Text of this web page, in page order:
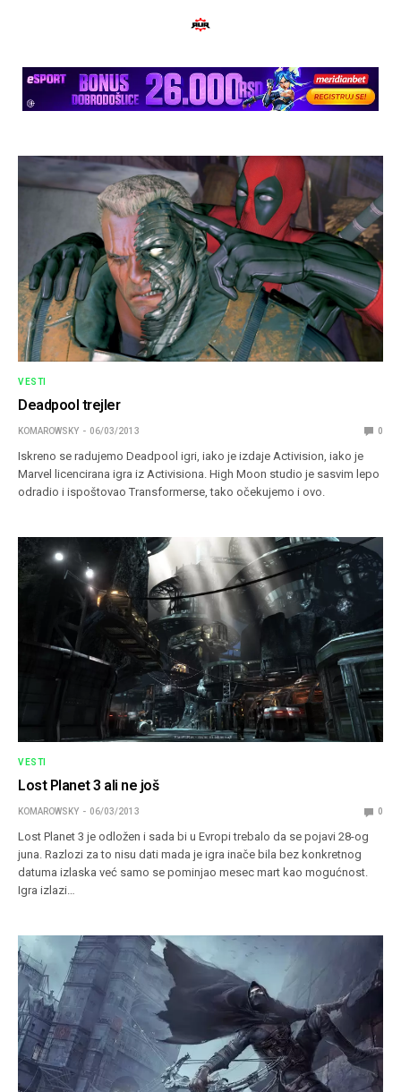
VESTI
Deadpool trejler
KOMAROWSKY 06/03/2013 0
Iskreno se radujemo Deadpool igri, iako je izdaje Activision, iako je
Marvel licencirana igra iz Activisiona. High Moon studio je sasvim lepo
odradio i ispoštovao Transformerse, tako očekujemo i ovo.
VESTI
Lost Planet 3 ali ne još
KOMAROWSKY 06/03/2013 0
Lost Planet 3 je odložen i sada bi u Evropi trebalo da se pojavi 28-og
juna. Razlozi za to nisu dati mada je igra inače bila bez konkretnog
datuma izlaska već samo se pominjao mesec mart kao mogućnost.
Igra izlazi…